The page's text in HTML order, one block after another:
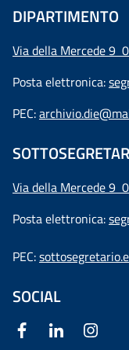
DIPARTIMENTO
Via della Mercede 9
Posta elettronica:
PEC:
Via della Mercede 9
Posta elettronica:
PEC:
SOCIAL